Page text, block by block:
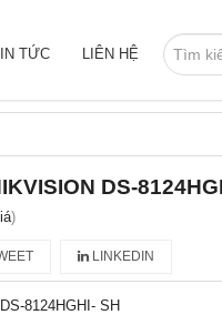
TỨC LIÊN HỆ
DS-
)
LINKEDIN
DS-8124HGHI- SH